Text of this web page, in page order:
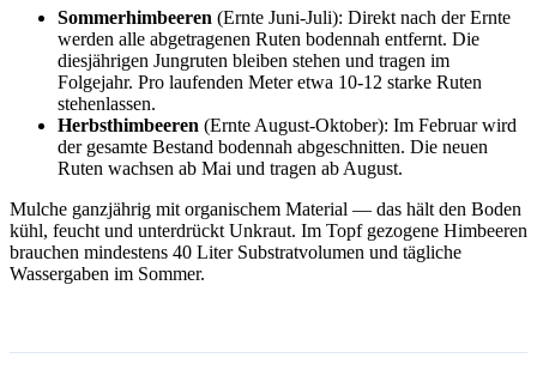
Sommerhimbeeren (Ernte Juni-Juli): Direkt nach der Ernte
werden alle abgetragenen Ruten bodennah entfernt. Die
diesjährigen Jungruten bleiben stehen und tragen im
Folgejahr. Pro laufenden Meter etwa 10-12 starke Ruten
stehenlassen.
Herbsthimbeeren (Ernte August-Oktober): Im Februar wird
der gesamte Bestand bodennah abgeschnitten. Die neuen
Ruten wachsen ab Mai und tragen ab August.
Mulche ganzjährig mit organischem Material — das hält den Boden
kühl, feucht und unterdrückt Unkraut. Im Topf gezogene Himbeeren
brauchen mindestens 40 Liter Substratvolumen und tägliche
Wassergaben im Sommer.